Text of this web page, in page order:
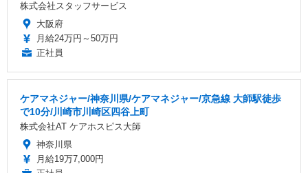
株式会社スタッフサービス
大阪府
月給24万円～50万円
正社員
ケアマネジャー/神奈川県/ケアマネジャー/京急線 大師駅徒歩
で10分/川崎市川崎区四谷上町
株式会社AT ケアホスピス大師
神奈川県
月給19万7,000円